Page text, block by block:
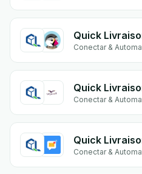
Quick
Conectar &
Conectar &
Conectar &